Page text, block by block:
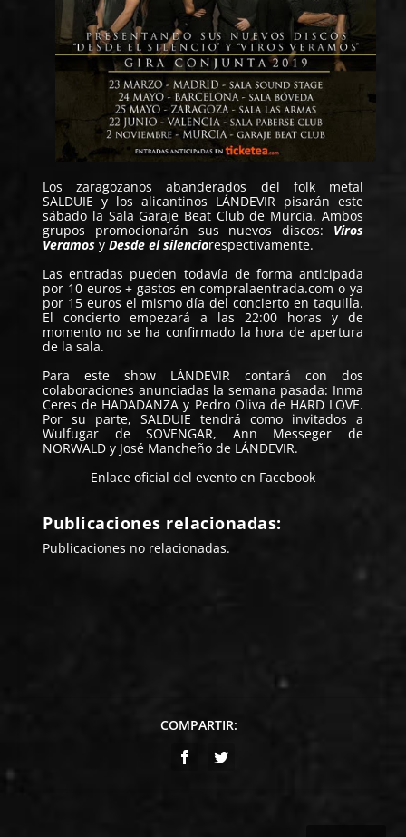
Los zaragozanos abanderados del folk metal
SALDUIEy los alicantinos LÁNDEVIRpisarán este
sábado la Sala Garaje Beat Club de Murcia. Ambos
grupos promocionarán sus nuevos discos: Viros
Veramos y Desde el silenciorespectivamente.
Las entradas pueden todavía de forma anticipada
por 10 euros + gastos en compralaentrada.com o ya
por 15 euros el mismo día del concierto en taquilla.
El concierto empezará a las 22:00 horas y de
momento no se ha confirmado la hora de apertura
de la sala.
Para este show LÁNDEVIR contará con dos
colaboraciones anunciadas la semana pasada: Inma
Ceres de HADADANZA y Pedro Oliva de HARD LOVE.
Por su parte, SALDUIE tendrá como invitados a
Wulfugar de SOVENGAR, Ann Messeger de
NORWALD y José Mancheño de LÁNDEVIR.
Enlace oficial del evento en Facebook
Publicaciones relacionadas:
Publicaciones no relacionadas.
COMPARTIR: